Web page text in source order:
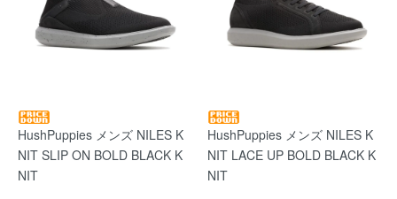
HushPuppies メンズ NILES K
NIT SLIP ON BOLD BLACK K
NIT
HushPuppies メンズ NILES K
NIT LACE UP BOLD BLACK K
NIT